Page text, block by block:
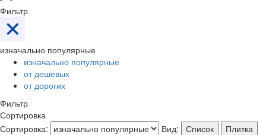
Фильтр
изначально популярные
изначально популярные
от дешевых
от дорогих
Фильтр
Сортировка
Сортировка:
Вид: Список Плитка